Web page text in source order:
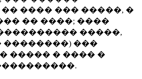
���� ��� �����, �
�� ����; ����
�����,
��������) ���
����� � ���� �